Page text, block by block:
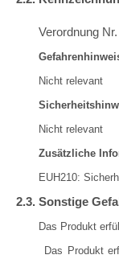
Verordnung Nr.
Nicht relevant
Nicht relevant
Zusätzliche
EUH210:
2.3. Sonstige
Das Produkt
Das Produkt